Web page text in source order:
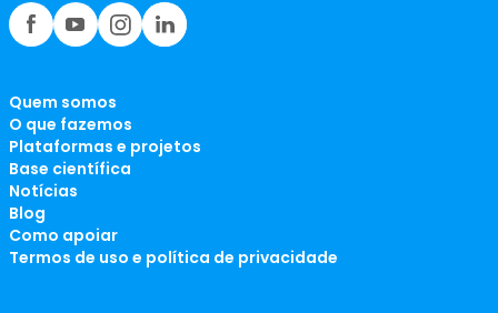
Quem somos
O que fazemos
Plataformas e projetos
Base científica
Notícias
Blog
Como apoiar
Termos de uso e política de privacidade